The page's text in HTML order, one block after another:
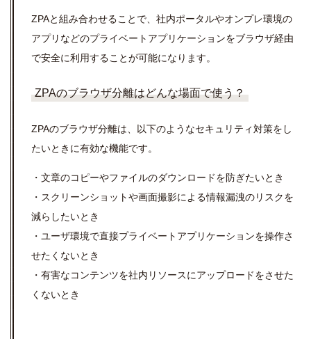
ZPAと組み合わせることで、社内ポータルやオンプレ環境の
アプリなどのプライベートアプリケーションをブラウザ経由
で安全に利用することが可能になります。
ZPAのブラウザ分離はどんな場面で使う？
ZPAのブラウザ分離は、以下のようなセキュリティ対策をし
たいときに有効な機能です。
・文章のコピーやファイルのダウンロードを防ぎたいとき
・スクリーンショットや画面撮影による情報漏洩のリスクを
減らしたいとき
・ユーザ環境で直接プライベートアプリケーションを操作さ
せたくないとき
・有害なコンテンツを社内リソースにアップロードをさせた
くないとき